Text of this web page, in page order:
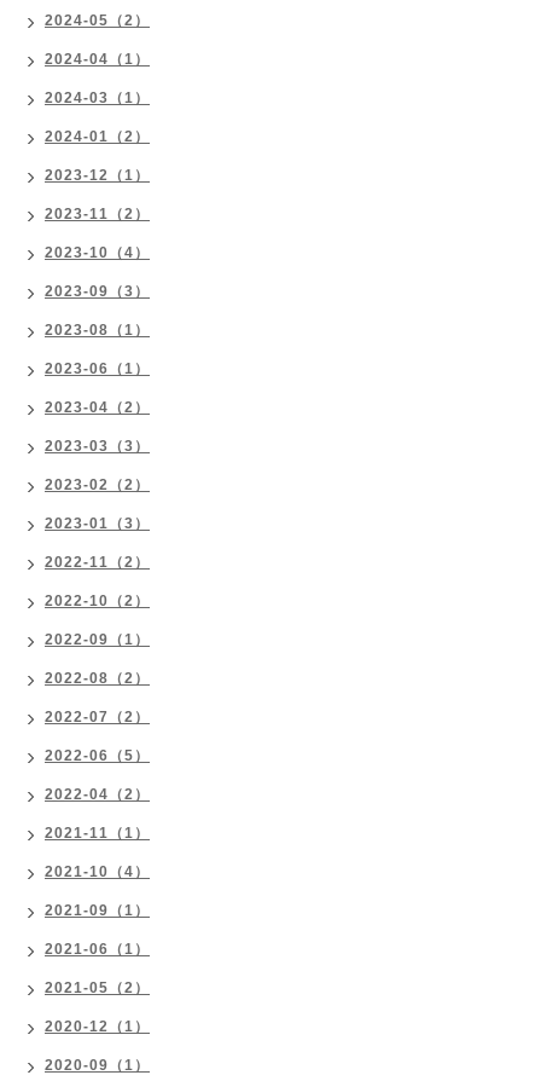
2024-05（2）
2024-04（1）
2024-03（1）
2024-01（2）
2023-12（1）
2023-11（2）
2023-10（4）
2023-09（3）
2023-08（1）
2023-06（1）
2023-04（2）
2023-03（3）
2023-02（2）
2023-01（3）
2022-11（2）
2022-10（2）
2022-09（1）
2022-08（2）
2022-07（2）
2022-06（5）
2022-04（2）
2021-11（1）
2021-10（4）
2021-09（1）
2021-06（1）
2021-05（2）
2020-12（1）
2020-09（1）